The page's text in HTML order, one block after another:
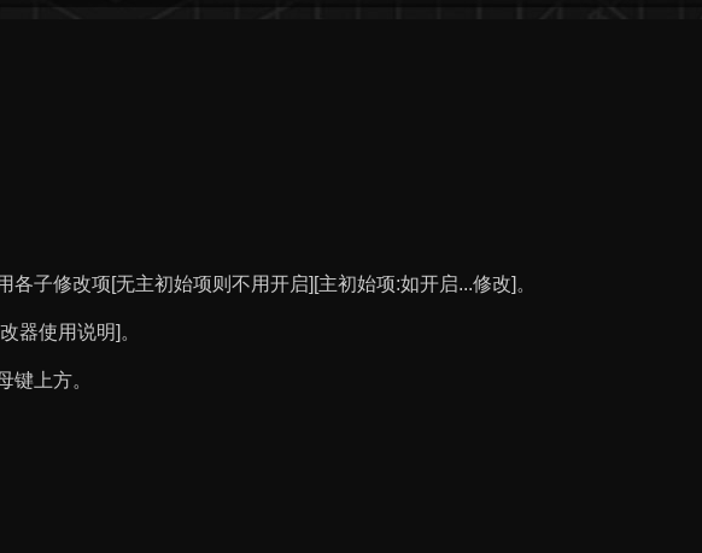
各子修改项[无主初始项则不用开启][主初始项:如开启...修改]。
器使用说明]。
键上方。